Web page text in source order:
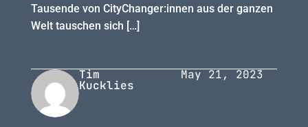
Tausende von CityChanger:innen aus der ganzen
Welt tauschen sich […]
Tim
Kucklies
May 21, 2023